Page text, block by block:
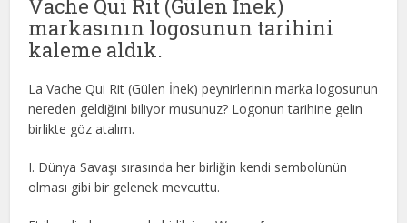
Vache Qui Rit (Gülen İnek)
markasının logosunun tarihini
kaleme aldık.
La Vache Qui Rit (Gülen İnek) peynirlerinin marka logosunun
nereden geldiğini biliyor musunuz? Logonun tarihine gelin
birlikte göz atalım.
I. Dünya Savaşı sırasında her birliğin kendi sembolünün
olması gibi bir gelenek mevcuttu.